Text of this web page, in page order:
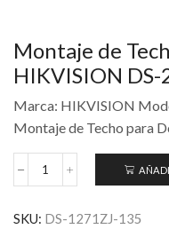
Montaje de
HIKVISION
Marca: HIKVISION
Montaje de Techo para
SKU: DS-1271ZJ-135